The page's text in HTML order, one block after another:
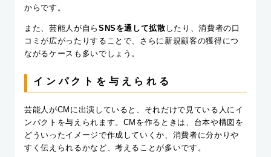
からです。
また、芸能人が自ら SNSを通して拡散 したり、消費者の口
コミが広がったりすることで、さらに新規顧客の獲得につ
ながるケースも多いでしょう。
インパクトを与えられる
芸能人がCMに出演していると、それだけで見ている人にイ
ンパクトを与えられます。CMを作るときは、台本や構図を
どういったイメージで作成していくか、消費者に分かりや
すく伝えられるかなど、考えることが多いです。